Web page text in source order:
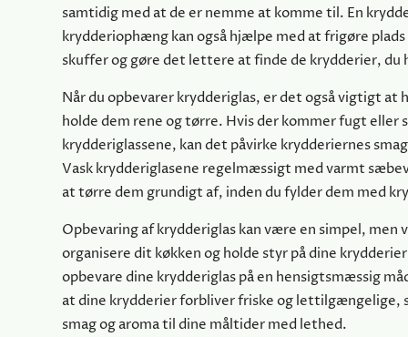
samtidig med at de er nemme at komme til. En
krydderiophæng kan også hjælpe med at frigøre plads
skuffer og gøre det lettere at finde de krydderier, du
Når du opbevarer krydderiglas, er det også vigtigt at
holde dem rene og tørre. Hvis der kommer fugt eller
krydderiglassene, kan det påvirke krydderiernes
Vask krydderiglasene regelmæssigt med varmt
at tørre dem grundigt af, inden du fylder dem med
Opbevaring af krydderiglas kan være en simpel, men
organisere dit køkken og holde styr på dine
opbevare dine krydderiglas på en hensigtsmæssig
at dine krydderier forbliver friske og lettilgængelige,
smag og aroma til dine måltider med lethed.